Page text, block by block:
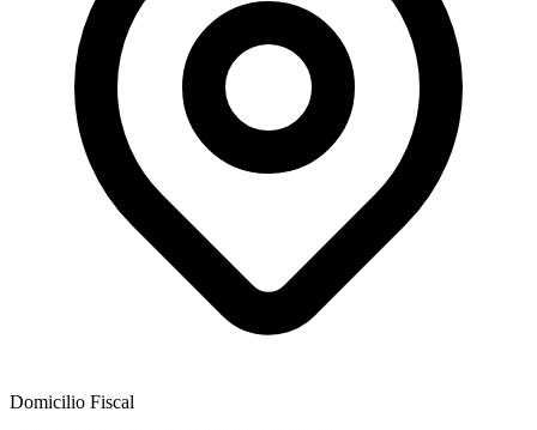
Domicilio Fiscal